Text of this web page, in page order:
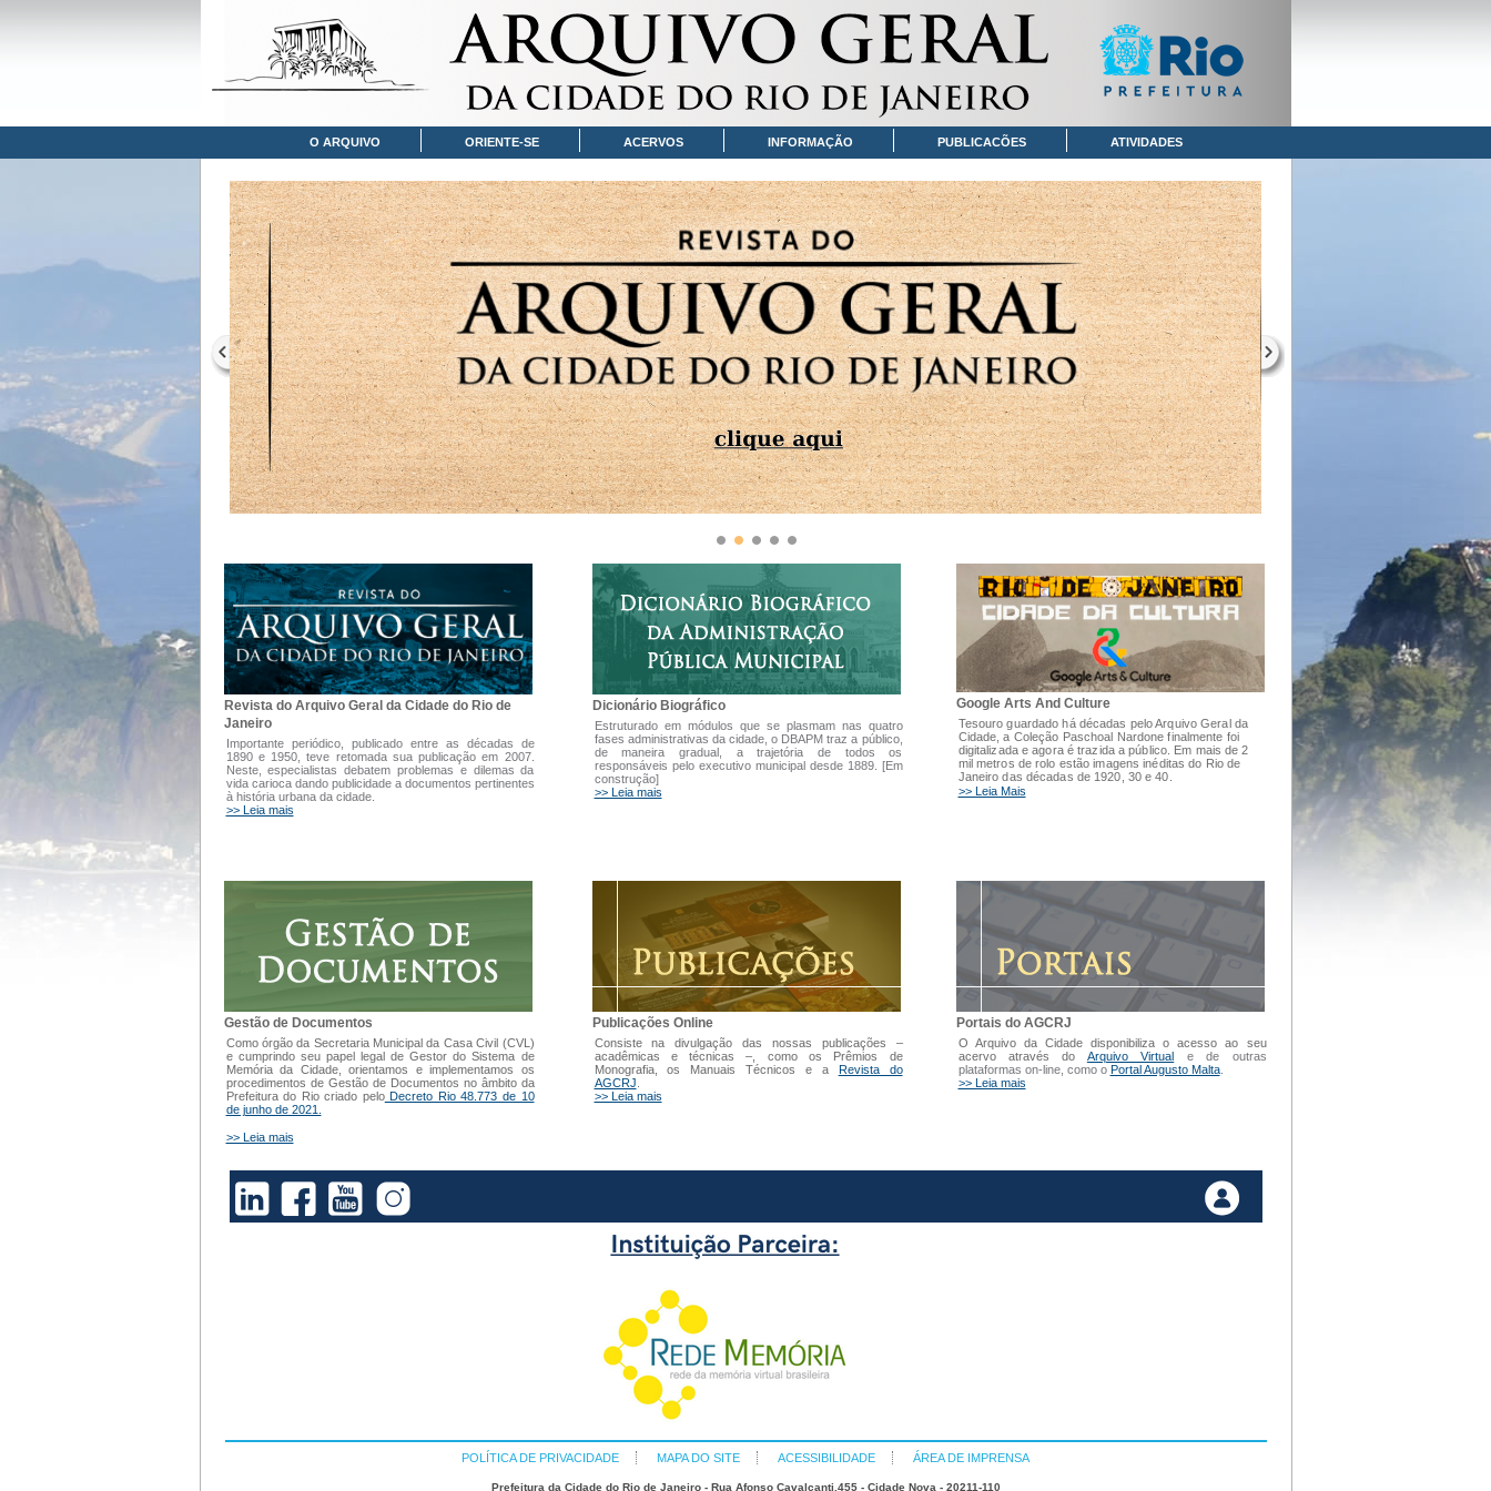
O ARQUIVO ORIENTE-SE ACERVOS INFORMAÇÃO PUBLICACÕES ATIVIDADES
Revista do Arquivo Geral da Cidade do Rio de
Janeiro
Importante periódico, publicado entre as décadas de
1890 e 1950, teve retomada sua publicação em 2007.
Neste, especialistas debatem problemas e dilemas da
vida carioca dando publicidade a documentos pertinentes
à história urbana da cidade.
>> Leia mais
Dicionário Biográfico
Estruturado em módulos que se plasmam nas quatro
fases administrativas da cidade, o DBAPM traz a público,
de maneira gradual, a trajetória de todos os
responsáveis pelo executivo municipal desde 1889. [Em
construção]
>> Leia mais
Google Arts And Culture
Tesouro guardado há décadas pelo Arquivo Geral da
Cidade, a Coleção Paschoal Nardone finalmente foi
digitalizada e agora é trazida a público. Em mais de 2
mil metros de rolo estão imagens inéditas do Rio de
Janeiro das décadas de 1920, 30 e 40.
>> Leia Mais
Gestão de Documentos
Como órgão da Secretaria Municipal da Casa Civil (CVL)
e cumprindo seu papel legal de Gestor do Sistema de
Memória da Cidade, orientamos e implementamos os
procedimentos de Gestão de Documentos no âmbito da
Prefeitura do Rio criado peloDecreto Rio 48.773 de 10
de junho de 2021.
>> Leia mais
Publicações Online
Consiste na divulgação das nossas publicações –
acadêmicas e técnicas –, como os Prêmios de
Monografia, os Manuais Técnicos e a Revista do
AGCRJ
>> Leia mais
Portais do AGCRJ
O Arquivo da Cidade disponibiliza o acesso ao seu
acervo através do Arquivo Virtual e de outras
plataformas on-line, como o Portal Augusto Malta.
>> Leia mais
POLÍTICA DE PRIVACIDADE MAPA DO SITE ACESSIBILIDADE ÁREA DE IMPRENSA
Prefeitura da Cidade do Rio de Janeiro - Rua Afonso Cavalcanti,455 - Cidade Nova - 20211-110